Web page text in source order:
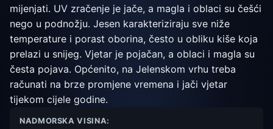
mijenjati. UV zračenje je jače, a magla i oblaci su češći
nego u podnožju. Jesen karakteriziraju sve niže
temperature i porast oborina, često u obliku kiše koja
prelazi u snijeg. Vjetar je pojačan, a oblaci i magla su
česta pojava. Općenito, na Jelenskom vrhu treba
računati na brze promjene vremena i jači vjetar
tijekom cijele godine.
NADMORSKA VISINA: